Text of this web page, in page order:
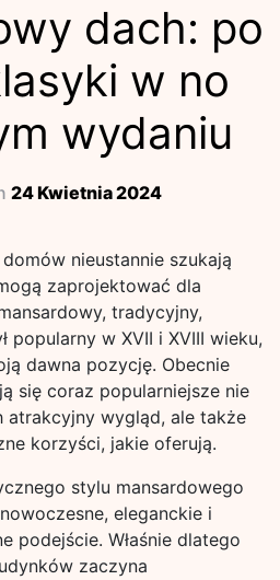
dach: po
w no
wydaniu
24 Kwietnia 2024
nieustannie szukają
zaprojektować dla
tradycyjny,
popularny w XVII i XVIII wieku,
dawna pozycję. Obecnie
się coraz popularniejsze nie
wygląd, ale także
korzyści, jakie oferują.
stylu mansardowego
eleganckie i
podejście. Właśnie dlatego
zaczyna